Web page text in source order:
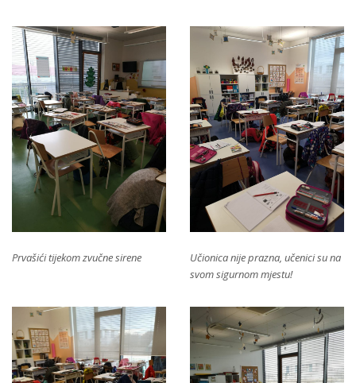
Prvašići tijekom zvučne sirene
Učionica nije prazna, učenici su na
svom sigurnom mjestu!